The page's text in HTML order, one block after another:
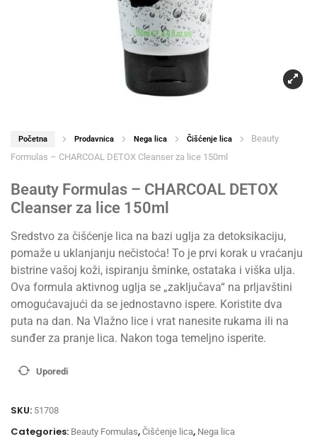
Početna Prodavnica Nega lica Čišćenje lica
Beauty
Formulas – CHARCOAL DETOX Cleanser za lice 150ml
Beauty Formulas – CHARCOAL DETOX
Cleanser za lice 150ml
Sredstvo za čišćenje lica na bazi uglja za detoksikaciju,
pomaže u uklanjanju nečistoća! To je prvi korak u vraćanju
bistrine vašoj koži, ispiranju šminke, ostataka i viška ulja.
Ova formula aktivnog uglja se „zaključava“ na prljavštini
omogućavajući da se jednostavno ispere. Koristite dva
puta na dan. Na Vlažno lice i vrat nanesite rukama ili na
sunđer za pranje lica. Nakon toga temeljno isperite.
Uporedi
SKU: 51708
Categories: Beauty Formulas, Čišćenje lica, Nega lica